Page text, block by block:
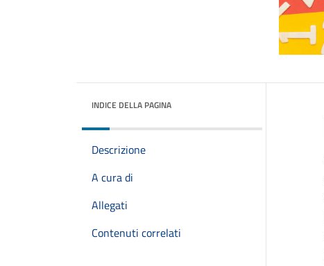
INDICE DELLA PAGINA
Descrizione
A cura di
Allegati
Contenuti correlati